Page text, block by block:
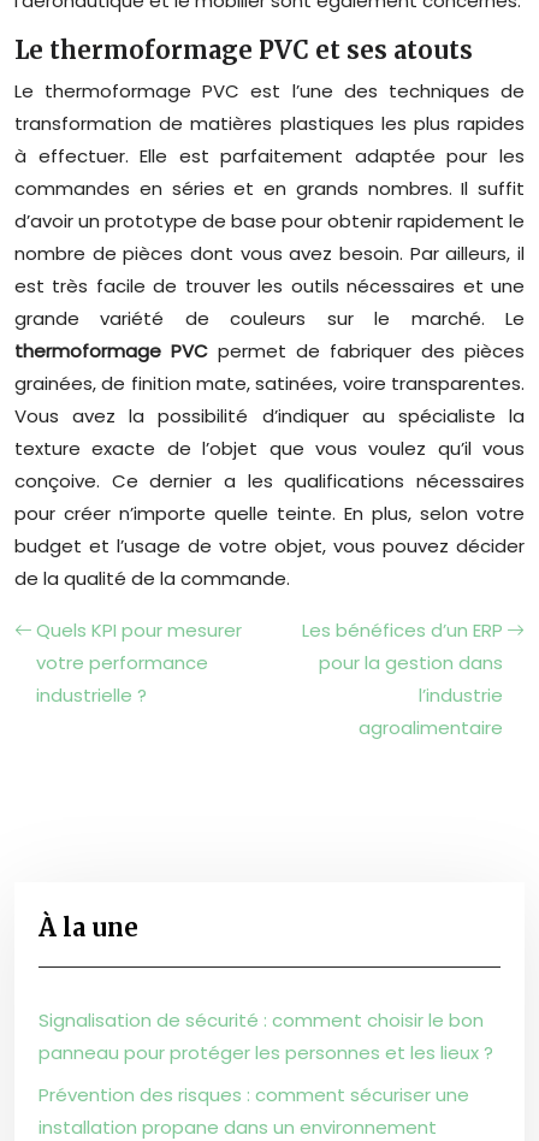
Le thermoformage PVC et ses atouts
Le thermoformage PVC est l’une des techniques de
transformation de matières plastiques les plus rapides
à effectuer. Elle est parfaitement adaptée pour les
commandes en séries et en grands nombres. Il suffit
d’avoir un prototype de base pour obtenir rapidement le
nombre de pièces dont vous avez besoin. Par ailleurs, il
est très facile de trouver les outils nécessaires et une
grande variété de couleurs sur le marché. Le
thermoformage PVC permet de fabriquer des pièces
grainées, de finition mate, satinées, voire transparentes.
Vous avez la possibilité d’indiquer au spécialiste la
texture exacte de l’objet que vous voulez qu’il vous
conçoive. Ce dernier a les qualifications nécessaires
pour créer n’importe quelle teinte. En plus, selon votre
budget et l’usage de votre objet, vous pouvez décider
de la qualité de la commande.
Quels KPI pour mesurer
votre performance
industrielle ?
Les bénéfices d’un ERP
pour la gestion dans
l’industrie
agroalimentaire
À la une
Signalisation de sécurité : comment choisir le bon
panneau pour protéger les personnes et les lieux ?
Prévention des risques : comment sécuriser une
installation propane dans un environnement